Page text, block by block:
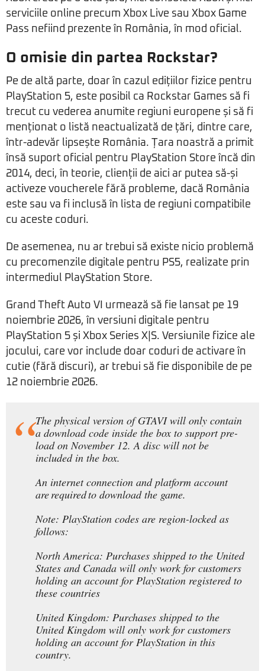
serviciile online precum Xbox Live sau Xbox Game
Pass nefiind prezente în România, în mod oficial.
O omisie din partea Rockstar?
Pe de altă parte, doar în cazul edițiilor fizice pentru
PlayStation 5, este posibil ca Rockstar Games să fi
trecut cu vederea anumite regiuni europene și să fi
menționat o listă neactualizată de țări, dintre care,
într-adevăr lipsește România. Țara noastră a primit
însă suport oficial pentru PlayStation Store încă din
2014, deci, în teorie, clienții de aici ar putea să-și
activeze voucherele fără probleme, dacă România
este sau va fi inclusă în lista de regiuni compatibile
cu aceste coduri.
De asemenea, nu ar trebui să existe nicio problemă
cu precomenzile digitale pentru PS5, realizate prin
intermediul PlayStation Store.
Grand Theft Auto VI urmează să fie lansat pe 19
noiembrie 2026, în versiuni digitale pentru
PlayStation 5 și Xbox Series X|S. Versiunile fizice ale
jocului, care vor include doar coduri de activare în
cutie (fără discuri), ar trebui să fie disponibile de pe
12 noiembrie 2026.
The physical version of GTAVI will only contain
a download code inside the box to support pre-
load on November 12. A disc will not be
included in the box.
An internet connection and platform account
are required to download the game.
Note: PlayStation codes are region-locked as
follows:
North America: Purchases shipped to the United
States and Canada will only work for customers
holding an account for PlayStation registered to
these countries
United Kingdom: Purchases shipped to the
United Kingdom will only work for customers
holding an account for PlayStation in this
country.